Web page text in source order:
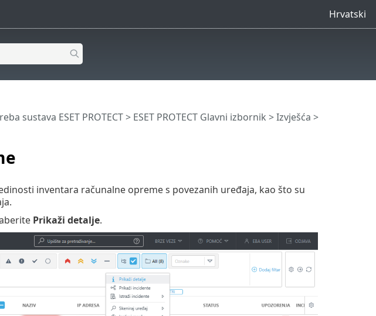
Hrvatski
sustava ESET PROTECT> ESET PROTECT Glavni izbornik >Izvješća >
inventara računalne opreme s povezanih uređaja, kao što su
Prikaži detalje.